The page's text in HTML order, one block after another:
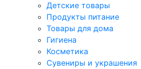
Детские товары
Продукты питание
Товары для дома
Гигиена
Косметика
Сувениры и украшения